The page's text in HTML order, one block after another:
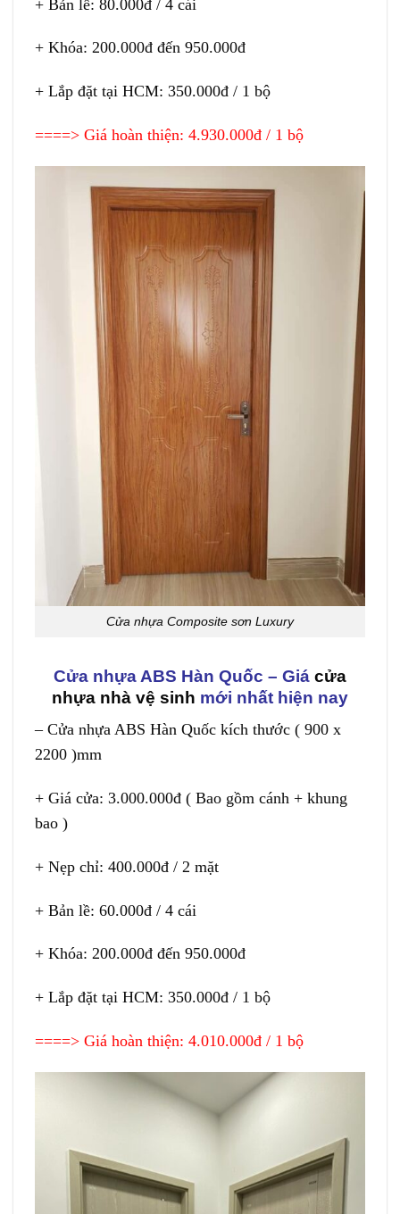
+ Bản lề: 80.000đ / 4 cái
+ Khóa: 200.000đ đến 950.000đ
+ Lắp đặt tại HCM: 350.000đ / 1 bộ
====> Giá hoàn thiện: 4.930.000đ / 1 bộ
Cửa nhựa Composite sơn Luxury
Cửa nhựa ABS Hàn Quốc – Giá cửa
nhựa nhà vệ sinh mới nhất hiện nay
– Cửa nhựa ABS Hàn Quốc kích thước ( 900 x
2200 )mm
+ Giá cửa: 3.000.000đ ( Bao gồm cánh + khung
bao )
+ Nẹp chỉ: 400.000đ / 2 mặt
+ Bản lề: 60.000đ / 4 cái
+ Khóa: 200.000đ đến 950.000đ
+ Lắp đặt tại HCM: 350.000đ / 1 bộ
====> Giá hoàn thiện: 4.010.000đ / 1 bộ